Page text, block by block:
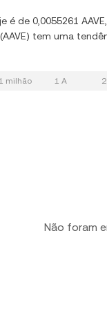
é de 0,0055261
tem uma
milhão 1 A
Não foram